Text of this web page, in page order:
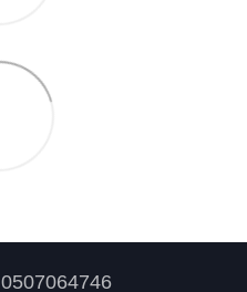
0507064746